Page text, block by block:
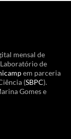
mensal de
de
em parceria
(SBPC).
Gomes e